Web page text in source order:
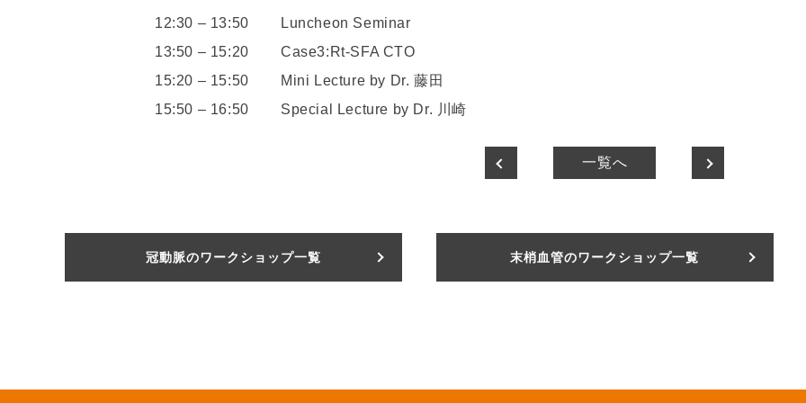
12:30 – 13:50
Luncheon Seminar
13:50 – 15:20
Case3:Rt-SFA CTO
15:20 – 15:50
Mini Lecture by Dr. 藤田
15:50 – 16:50
Special Lecture by Dr. 川崎
一覧へ
冠動脈のワークショップ一覧 末梢血管のワークショップ一覧